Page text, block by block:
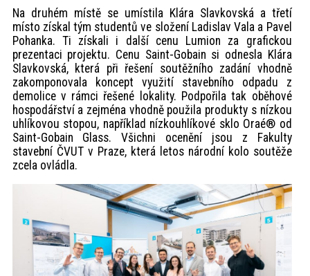
Na druhém místě se umístila Klára Slavkovská a třetí
místo získal tým studentů ve složení Ladislav Vala a Pavel
Pohanka. Ti získali i další cenu Lumion za grafickou
prezentaci projektu. Cenu Saint-Gobain si odnesla Klára
Slavkovská, která při řešení soutěžního zadání vhodně
zakomponovala koncept využití stavebního odpadu z
demolice v rámci řešené lokality. Podpořila tak oběhové
hospodářství a zejména vhodně použila produkty s nízkou
uhlíkovou stopou, například nízkouhlíkové sklo Oraé® od
Saint-Gobain Glass. Všichni ocenění jsou z Fakulty
stavební ČVUT v Praze, která letos národní kolo soutěže
zcela ovládla.